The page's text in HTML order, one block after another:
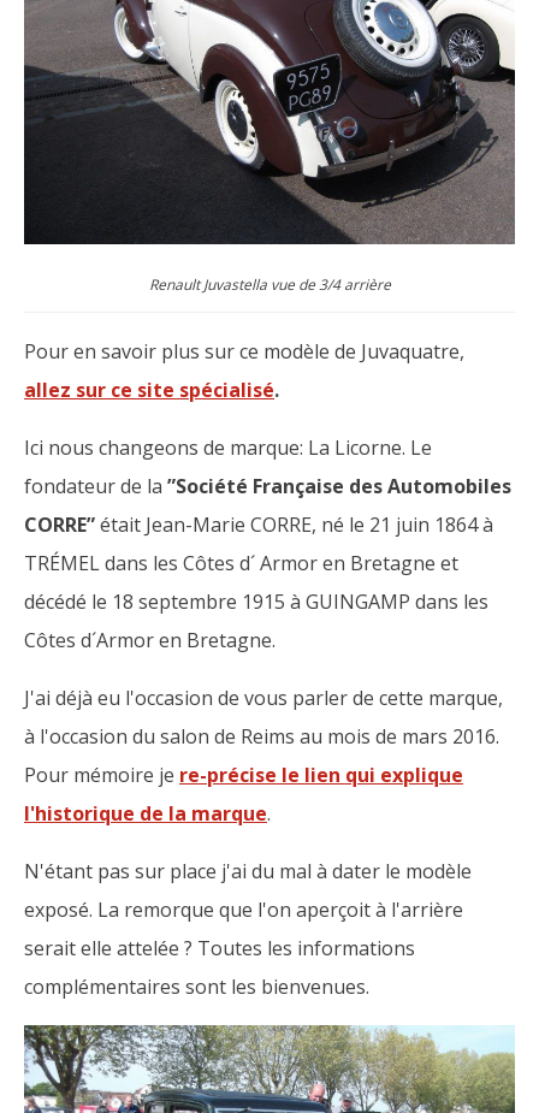
Renault Juvastella vue de 3/4 arrière
Pour en savoir plus sur ce modèle de Juvaquatre,
allez sur ce site spécialisé.
Ici nous changeons de marque: La Licorne. Le
fondateur de la ”Société Française des Automobiles
CORRE”était Jean-Marie CORRE, né le 21 juin 1864 à
TRÉMEL dans les Côtes d´ Armor en Bretagne et
décédé le 18 septembre 1915 à GUINGAMP dans les
Côtes d´Armor en Bretagne.
J'ai déjà eu l'occasion de vous parler de cette marque,
à l'occasion du salon de Reims au mois de mars 2016.
Pour mémoire je re-précise le lien qui explique
l'historique de la marque.
N'étant pas sur place j'ai du mal à dater le modèle
exposé. La remorque que l'on aperçoit à l'arrière
serait elle attelée ? Toutes les informations
complémentaires sont les bienvenues.